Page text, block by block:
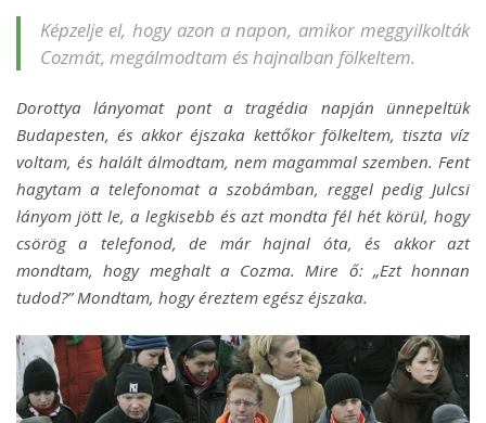
Képzelje el, hogy azon a napon, amikor meggyilkolták
Cozmát, megálmodtam és hajnalban fölkeltem.
Dorottya lányomat pont a tragédia napján ünnepeltük
Budapesten, és akkor éjszaka kettőkor fölkeltem, tiszta víz
voltam, és halált álmodtam, nem magammal szemben. Fent
hagytam a telefonomat a szobámban, reggel pedig Julcsi
lányom jött le, a legkisebb és azt mondta fél hét körül, hogy
csörög a telefonod, de már hajnal óta, és akkor azt
mondtam, hogy meghalt a Cozma. Mire ő: „Ezt honnan
tudod?” Mondtam, hogy éreztem egész éjszaka.